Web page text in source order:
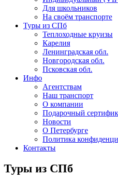
Для школьников
На своём транспорте
Туры из СПб
Теплоходные круизы
Карелия
Ленинградская обл.
Новгородская обл.
Псковская обл.
Инфо
Агентствам
Наш транспорт
О компании
Подарочный
Новости
О Петербурге
Политика
Контакты
Туры из СПб